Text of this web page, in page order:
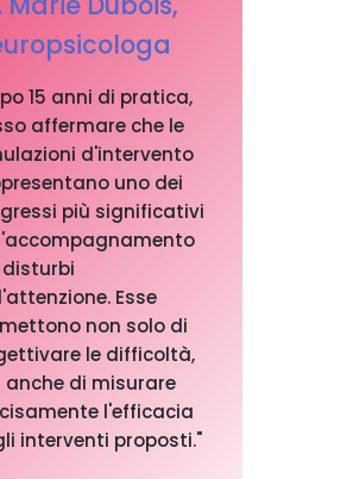
15 anni di pratica,
affermare che le
d'intervento
uno dei
più significativi
disturbi
Esse
non solo di
le difficoltà,
anche di misurare
l'efficacia
interventi proposti."